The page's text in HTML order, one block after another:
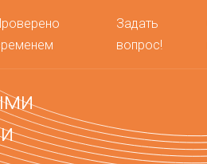
Задать
вопрос!